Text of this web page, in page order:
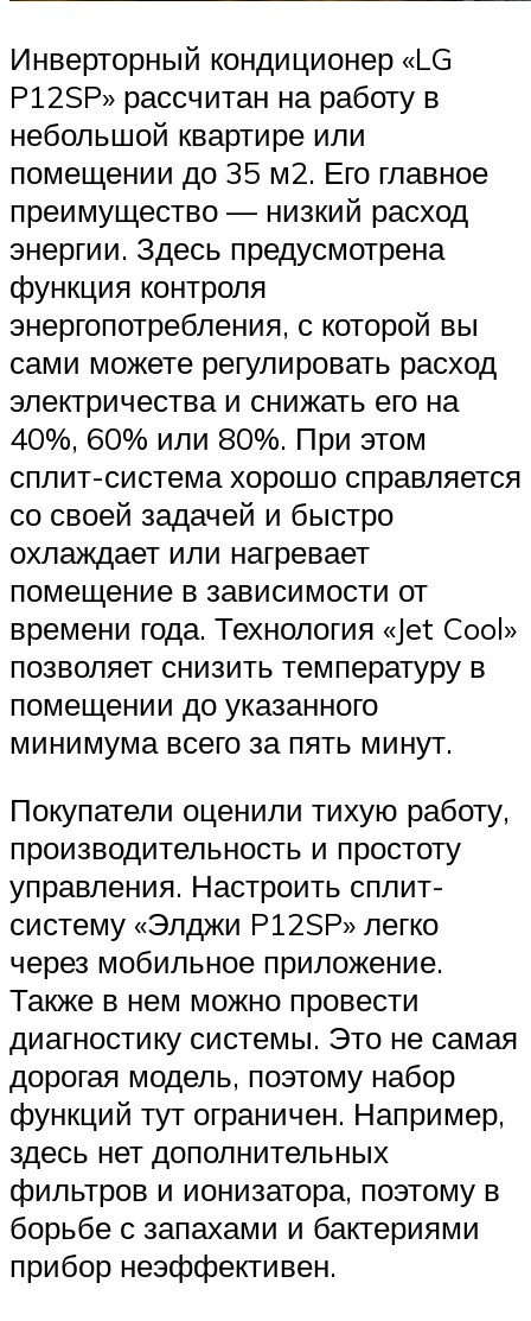
Инверторный кондиционер «LG
P12SP» рассчитан на работу в
небольшой квартире или
помещении до 35 м2. Его главное
преимущество — низкий расход
энергии. Здесь предусмотрена
функция контроля
энергопотребления, с которой вы
сами можете регулировать расход
электричества и снижать его на
40%, 60% или 80%. При этом
сплит-система хорошо справляется
со своей задачей и быстро
охлаждает или нагревает
помещение в зависимости от
времени года. Технология «Jet Cool»
позволяет снизить температуру в
помещении до указанного
минимума всего за пять минут.
Покупатели оценили тихую работу,
производительность и простоту
управления. Настроить сплит-
систему «Элджи P12SP» легко
через мобильное приложение.
Также в нем можно провести
диагностику системы. Это не самая
дорогая модель, поэтому набор
функций тут ограничен. Например,
здесь нет дополнительных
фильтров и ионизатора, поэтому в
борьбе с запахами и бактериями
прибор неэффективен.